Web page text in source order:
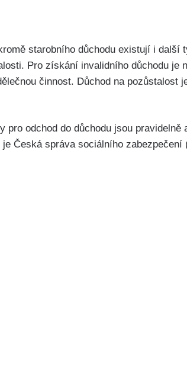
starobního důchodu existují i další
Pro získání invalidního důchodu je
činnost. Důchod na pozůstalost
pro odchod do důchodu jsou
Česká správa sociálního zabezpečení